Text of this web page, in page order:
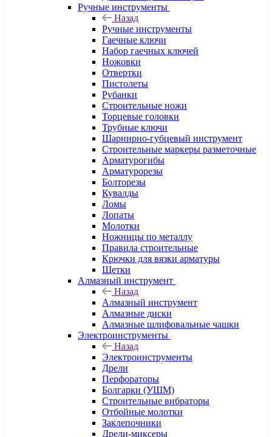
Ручные инструменты
Назад
Ручные инструменты
Гаечные ключи
Набор гаечных ключей
Ножовки
Отвертки
Пистолеты
Рубанки
Строительные ножи
Торцевые головки
Трубные ключи
Шарнирно-губцевый инструмент
Строительные маркеры разметочные
Арматурогибы
Арматурорезы
Болторезы
Кувалды
Ломы
Лопаты
Молотки
Ножницы по металлу
Правила строительные
Крючки для вязки арматуры
Щетки
Алмазный инструмент
Назад
Алмазный инструмент
Алмазные диски
Алмазные шлифовальные чашки
Электроинструменты
Назад
Электроинструменты
Дрели
Перфораторы
Болгарки (УШМ)
Строительные вибраторы
Отбойные молотки
Заклепочники
Дрели-миксеры